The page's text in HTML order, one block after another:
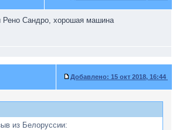
Рено Сандро, хорошая машина
Добавлено: 15 окт 2018, 16:44
из Белоруссии: